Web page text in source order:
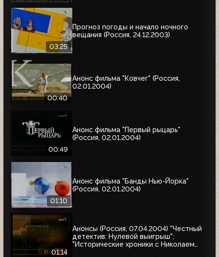
03:25
Прогноз погоды и начало ночного
вещания (Россия, 24.12.2003)
00:40
Анонс фильма "Ковчег" (Россия,
02.01.2004)
00:49
Анонс фильма "Первый рыцарь"
(Россия, 02.01.2004)
01:10
Анонс фильма "Банды Нью-Йорка"
(Россия, 02.01.2004)
01:14
Анонсы (Россия, 07.04.2004) "Честный
детектив: Нулевой выигрыш";
"Исторические хроники с Николаем